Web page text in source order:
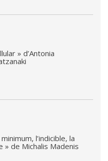
» d’Antonia
l’indicible, la
» de Michalis Madenis